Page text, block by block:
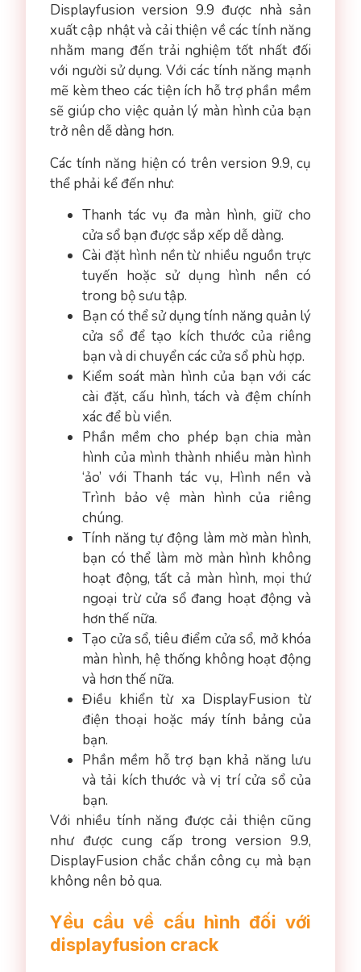
Displayfusion version 9.9 được nhà sản
xuất cập nhật và cải thiện về các tính năng
nhằm mang đến trải nghiệm tốt nhất đối
với người sử dụng. Với các tính năng mạnh
mẽ kèm theo các tiện ích hỗ trợ phần mềm
sẽ giúp cho việc quản lý màn hình của bạn
trở nên dễ dàng hơn.
Các tính năng hiện có trên version 9.9, cụ
thể phải kể đến như:
Thanh tác vụ đa màn hình, giữ cho
cửa sổ bạn được sắp xếp dễ dàng.
Cài đặt hình nền từ nhiều nguồn trực
tuyến hoặc sử dụng hình nền có
trong bộ sưu tập.
Bạn có thể sử dụng tính năng quản lý
cửa sổ để tạo kích thước của riêng
bạn và di chuyển các cửa sổ phù hợp.
Kiểm soát màn hình của bạn với các
cài đặt, cấu hình, tách và đệm chính
xác để bù viền.
Phần mềm cho phép bạn chia màn
hình của mình thành nhiều màn hình
‘ảo’ với Thanh tác vụ, Hình nền và
Trình bảo vệ màn hình của riêng
chúng.
Tính năng tự động làm mờ màn hình,
bạn có thể làm mờ màn hình không
hoạt động, tất cả màn hình, mọi thứ
ngoại trừ cửa sổ đang hoạt động và
hơn thế nữa.
Tạo cửa sổ, tiêu điểm cửa sổ, mở khóa
màn hình, hệ thống không hoạt động
và hơn thế nữa.
Điều khiển từ xa DisplayFusion từ
điện thoại hoặc máy tính bảng của
bạn.
Phần mềm hỗ trợ bạn khả năng lưu
và tải kích thước và vị trí cửa sổ của
bạn.
Với nhiều tính năng được cải thiện cũng
như được cung cấp trong version 9.9,
DisplayFusion chắc chắn công cụ mà bạn
không nên bỏ qua.
Yều cầu về cấu hình đối với
displayfusion crack